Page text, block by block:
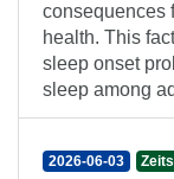
consequences
health. This
sleep onset
sleep among
2026-06-03